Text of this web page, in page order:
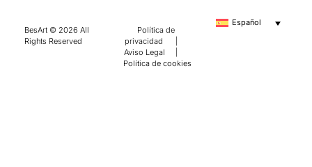
BesArt © 2026 All
Rights Reserved
Política de
privacidad
Aviso Legal
Política de cookies
Español